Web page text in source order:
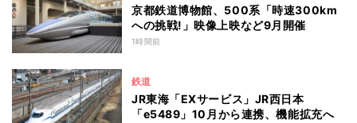
京都鉄道博物館、500系「時速300km
への挑戦!」映像上映など9月開催
1時間前
鉄道
JR東海「EXサービス」JR西日本
「e5489」10月から連携、機能拡充へ